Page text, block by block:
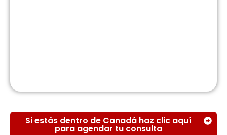
Si estás dentro de Canadá haz clic aquí
para agendar tu consulta